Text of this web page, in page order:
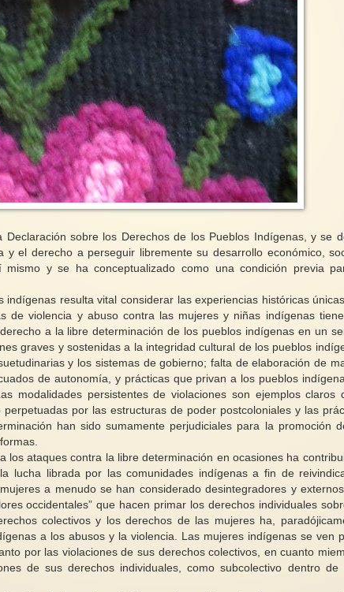
sobre los Derechos de los Pueblos Indígenas, y se
el derecho a perseguir libremente su desarrollo económico,
y se ha conceptualizado como una condición previa
resulta vital considerar las experiencias históricas
de violencia y abuso contra las mujeres y niñas indígenas
a la libre determinación de los pueblos indígenas en un
graves y sostenidas a la integridad cultural de los pueblos
y los sistemas de gobierno; falta de elaboración de
de autonomía, y prácticas que privan a los pueblos
modalidades persistentes de violaciones son ejemplos claros
por las estructuras de poder postcoloniales y las
han sido sumamente perjudiciales para la promoción
ataques contra la libre determinación en ocasiones ha
lucha librada por las comunidades indígenas a fin de
a menudo se han considerado desintegradores y
occidentales” que hacen primar los derechos individuales
colectivos y los derechos de las mujeres ha,
a los abusos y la violencia. Las mujeres indígenas se ven
por las violaciones de sus derechos colectivos, en cuanto
de sus derechos individuales, como subcolectivo dentro de
Informe de la Relatora Especial
sobre la violencia contra las
mujeres y las niñas, sus causas y
consecuencias (contexto de la
reproducción subrogada) 7/10
VII. Autores de actos de
identifica a las agencias...
Por la Paz ¡¡